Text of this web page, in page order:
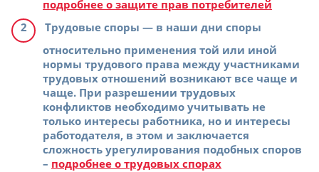
подробнее о защите прав потребителей
Трудовые споры — в наши дни споры
относительно применения той или иной
нормы трудового права между участниками
трудовых отношений возникают все чаще и
чаще. При разрешении трудовых
конфликтов необходимо учитывать не
только интересы работника, но и интересы
работодателя, в этом и заключается
сложность урегулирования подобных споров
– подробнее о трудовых спорах